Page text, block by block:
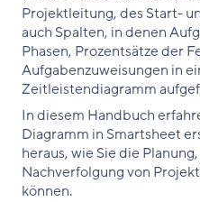
Projektleitung, des Start-
auch Spalten, in denen
Phasen, Prozentsätze der
Aufgabenzuweisungen in
Zeitleistendiagramm
In diesem Handbuch
Diagramm in Smartsheet
heraus, wie Sie die
Nachverfolgung von
können.